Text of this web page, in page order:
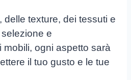
delle texture, dei tessuti e
selezione e
mobili, ogni aspetto sarà
il tuo gusto e le tue